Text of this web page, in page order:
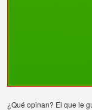
¿Qué opinan? El que le